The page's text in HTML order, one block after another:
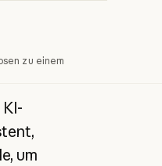
zu einem
KI-
um